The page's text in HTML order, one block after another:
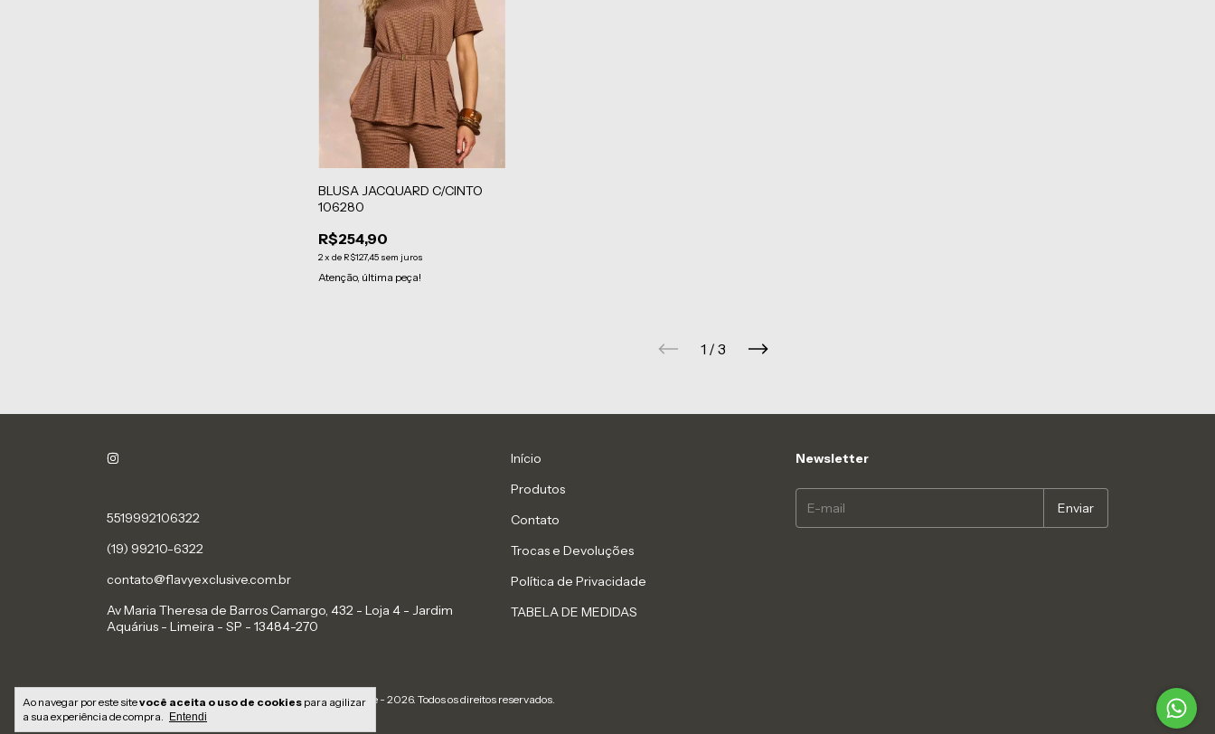
Ao navegar por este sitevocê aceita o uso de cookies para agilizar
a sua experiência de compra.
Entendi
BLUSA JACQUARD C/CINTO
106280
R$254,90
2xde R$127,45 sem juros
Atenção, última peça!
1 / 3
5519992106322
(19) 99210-6322
contato@flavyexclusive.com.br
Av Maria Theresa de Barros Camargo, 432 - Loja 4 - Jardim
Aquárius - Limeira - SP - 13484-270
Início
Produtos
Contato
Trocas e Devoluções
Política de Privacidade
TABELA DE MEDIDAS
Newsletter
Copyright Flavy Exclusive - 2026. Todos os direitos reservados.